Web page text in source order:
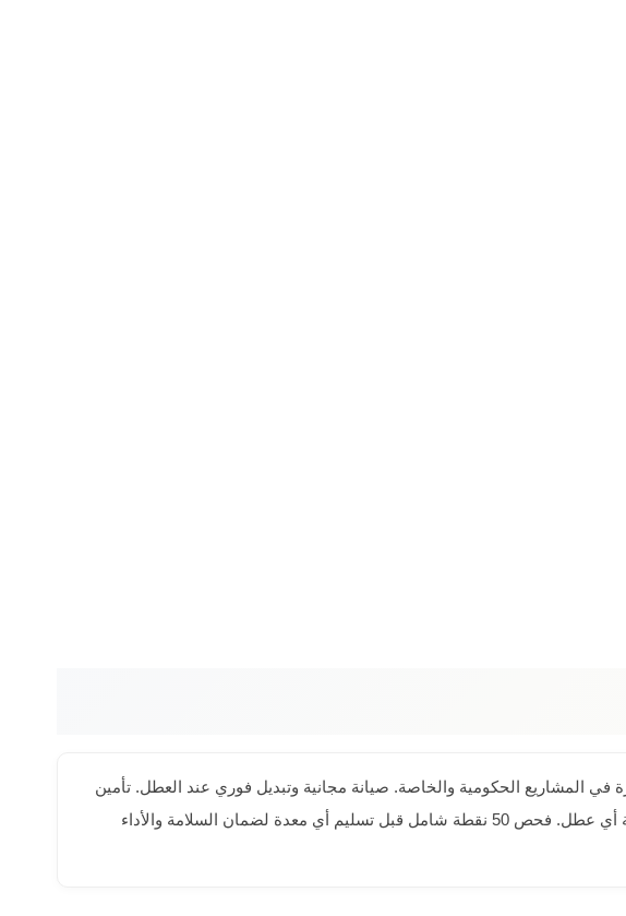
الحكومية والخاصة. صيانة مجانية وتبديل فوري عند العطل. تأمين
شامل مجاني يغطي المعدة والعاملين وموقع العمل طوال فترة التأجير. صيانة وقائية مجانية مع تبديل فوري في حالة أي عطل. فحص 50 نقطة شامل قبل تسليم أي معدة لضمان السلامة والأداء